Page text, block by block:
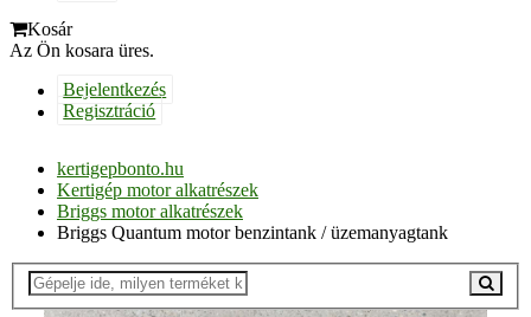
Kosár
Az Ön kosara üres.
Bejelentkezés
Regisztráció
kertigepbonto.hu
Kertigép motor alkatrészek
Briggs motor alkatrészek
Briggs Quantum motor benzintank / üzemanyagtank